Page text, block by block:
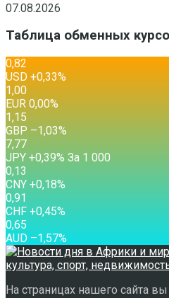
07.08.2026
Таблица обменных
0,82
USD +0,33%
1,00
EUR 0,00%
1,15
GBP –1,03%
7,77
JPY +0,39% За 1 000
0,13
CNY +0,18%
0,91
CHF +0,45%
0,65
AUD –1,57%
На страницах нашего сайта